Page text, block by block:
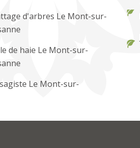
d'arbres Le Mont-sur-
de haie Le Mont-sur-
Le Mont-sur-